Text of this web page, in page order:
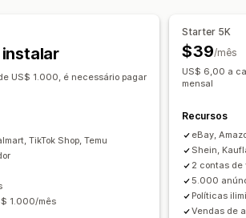
pedidos em vários locais
Sincronização de pedidos
Sincronização de estoque
Relatórios de erros
US$ 1.000, é necessário pagar
TikTok Shop, Temu
1.000/mês
Starter 5K
$39/mês
US$ 6,00 a
mensal
Recursos
eBay,
Shein,
2 contas de
5.000
Políticas
Vendas de